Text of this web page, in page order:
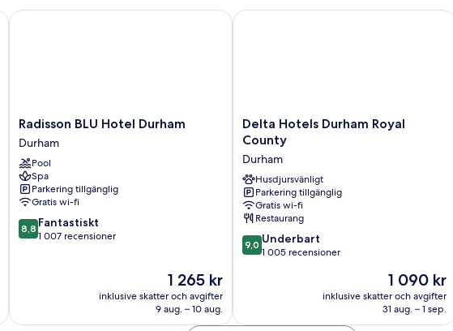
Radisson
BLU
Hotel
Durham
Durham
Radisson BLU Hotel Durham
Durham
Pool
Spa
Parkering tillgänglig
Gratis wi-fi
8.8
av
8,8 Fantastiskt
1 007 recensioner
Priset
är
1 265 kr
1 265 kr
inklusive skatter och avgifter
9 aug. – 10 aug.
Radisson BLU Hotel Durham
Delta
Hotels
Durham
Royal
County
Durham
Delta Hotels Durham Royal
County
Durham
Husdjursvänligt
Parkering tillgänglig
Gratis wi-fi
Restaurang
9.0
av
1 005 recensioner
9,0 Underbart
1 005 recensioner
Priset
är
1 090 kr
1 090 kr
inklusive skatter och avgifter
31 aug. – 1 sep.
Delta Hotels Durham Royal County